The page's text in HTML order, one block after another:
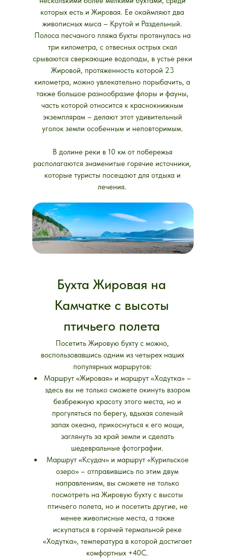
которых есть и Жировая. Ее окаймляют два
живописных мыса – Крутой и Раздельный.
Полоса песчаного пляжа бухты протянулась на
три километра, с отвесных острых скал
срываются сверкающие водопады, в устье реки
Жировой, протяженность которой 23
километра, можно увлекательно порыбачить, а
также большое разнообразие флоры и фауны,
часть которой относится к краснокнижным
экземплярам – делают этот удивительный
уголок земли особенным и неповторимым.
В долине реки в 10 км от побережья
располагаются знаменитые горячие источники,
которые туристы посещают для отдыха и
лечения.
Бухта Жировая на
Камчатке с высоты
птичьего полета
Посетить Жировую бухту с можно,
воспользовавшись одним из четырех наших
популярных маршрутов:
Маршрут «Жировая» и маршрут «Ходутка» –
здесь вы не только сможете окинуть взором
безбрежную красоту этого места, но и
прогуляться по берегу, вдыхая соленый
запах океана, прикоснуться к его мощи,
заглянуть за край земли и сделать
шедевральные фотографии.
Маршрут «Ксудач» и маршрут «Курильское
озеро» – отправившись по этим двум
направлениям, вы сможете не только
посмотреть на Жировую бухту с высоты
птичьего полета, но и посетить другие, не
менее живописные места, а также
искупаться в горячей термальной реке
«Ходутка», температура в которой достигает
комфортных +40С.